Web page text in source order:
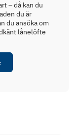
– då kan du
du är
du ansöka om
lånelöfte